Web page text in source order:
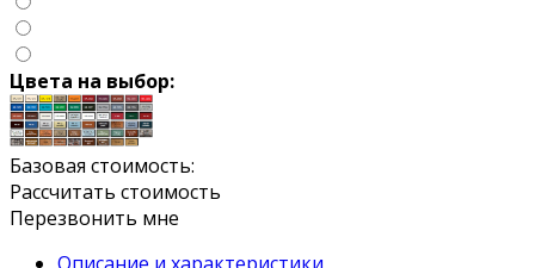
Цвета на выбор:
Базовая стоимость:
Рассчитать стоимость
Перезвонить мне